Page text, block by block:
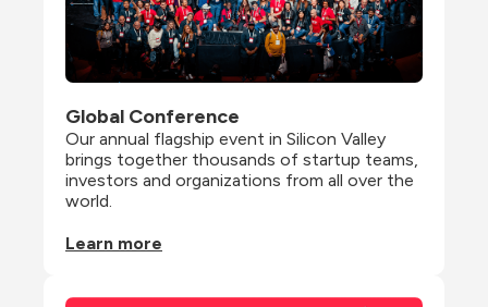
Global Conference
Our annual flagship event in Silicon Valley
brings together thousands of startup teams,
investors and organizations from all over the
world.
Learn more